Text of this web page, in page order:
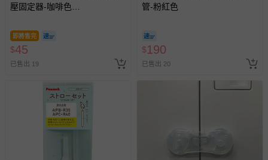
壓固定器-咖啡色
即將售完
$45
已售出 19
管-粉紅色
$190
已售出 20